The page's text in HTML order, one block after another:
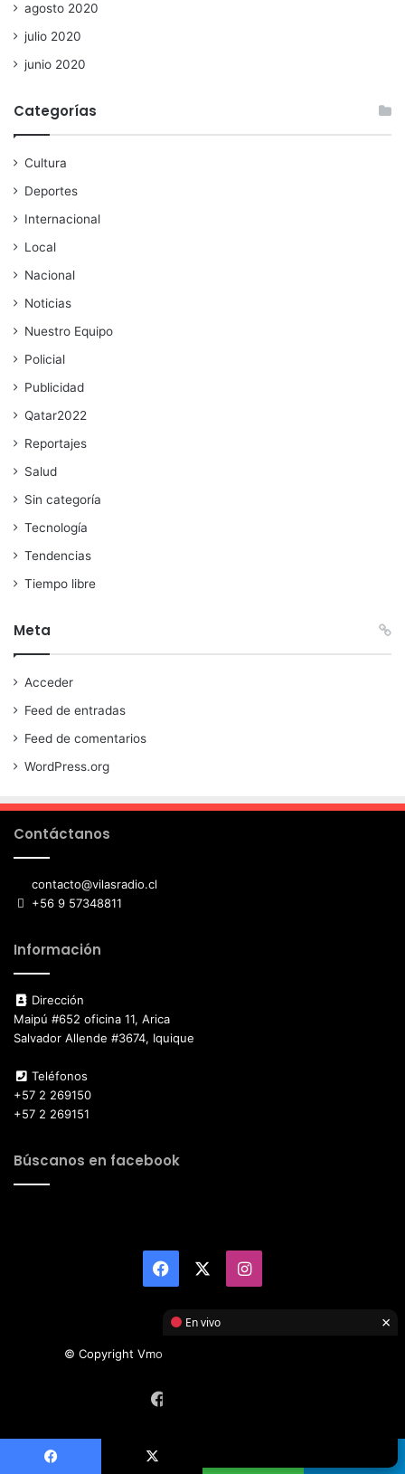
agosto 2020
julio 2020
junio 2020
Categorías
Cultura
Deportes
Internacional
Local
Nacional
Noticias
Nuestro Equipo
Policial
Publicidad
Qatar2022
Reportajes
Salud
Sin categoría
Tecnología
Tendencias
Tiempo libre
Meta
Acceder
Feed de entradas
Feed de comentarios
WordPress.org
Contáctanos
contacto@vilasradio.cl
+56 9 57348811
Información
Dirección
Maipú #652 oficina 11, Arica
Salvador Allende #3674, Iquique
Teléfonos
+57 2 269150
+57 2 269151
Búscanos en facebook
Facebook Instagram
© Copyright Vmotor TI 2026, All Rights Reserved
En vivo ×